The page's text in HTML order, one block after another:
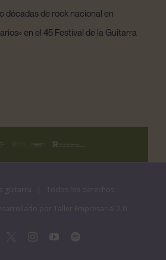
décadas de rock nacional en
en el 45 Festival de la Guitarra
guitarra
| Todos los derechos
por Taller Empresarial 2.0
X InstagramYouTubeSpotify